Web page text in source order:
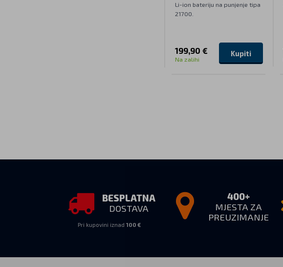
Li-ion bateriju na punjenje tipa
21700.
199,90 €
Na zalihi
Kupiti
BESPLATNA
DOSTAVA
Pri kupovini iznad100 €
400+
MJESTA ZA
PREUZIMANJE